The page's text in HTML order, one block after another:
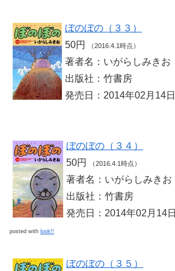
ぼのぼの（３３）
50円
（2016.4.1時点）
著者名：いがらしみきお
出版社：竹書房
発売日：2014年02月14日
ぼのぼの（３４）
50円
（2016.4.1時点）
著者名：いがらしみきお
出版社：竹書房
発売日：2014年02月14日
posted with look!!
ぼのぼの（３５）